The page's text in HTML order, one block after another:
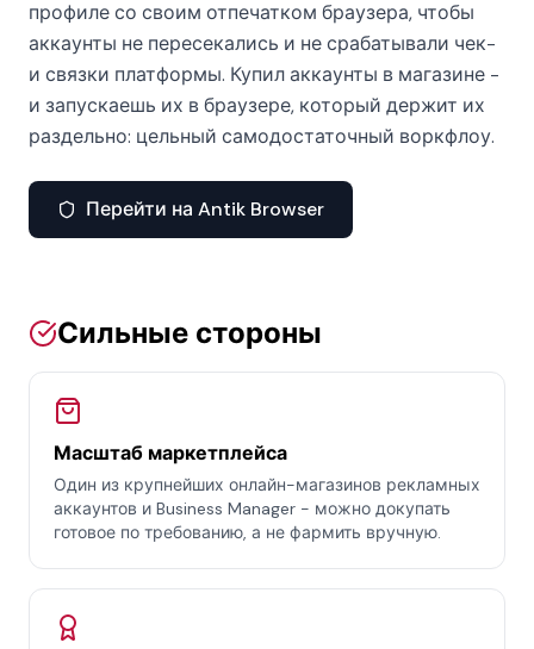
профиле со своим отпечатком браузера, чтобы
аккаунты не пересекались и не срабатывали чек-
и связки платформы. Купил аккаунты в магазине -
и запускаешь их в браузере, который держит их
раздельно: цельный самодостаточный воркфлоу.
Перейти на Antik Browser
Сильные стороны
Масштаб маркетплейса
Один из крупнейших онлайн-магазинов рекламных
аккаунтов и Business Manager - можно докупать
готовое по требованию, а не фармить вручную.